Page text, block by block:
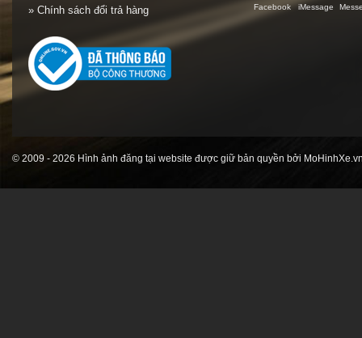
» Chính sách đổi trả hàng
Facebook iMessage
© 2009 - 2026 Hình ảnh đăng tại website được giữ bản quyền bởi